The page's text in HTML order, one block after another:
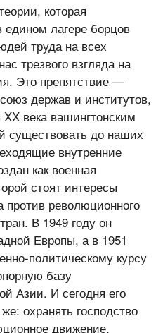
которая
едином лагере борцов
труда на всех
трезвого взгляда на
Это препятствие —
держав и институтов,
века вашингтонским
до наших
внутренние
как военная
стоят интересы
против революционного
В 1949 году он
Европы, а в 1951
политическому курсу
базу
Азии. И сегодня его
охранять господство
движение,